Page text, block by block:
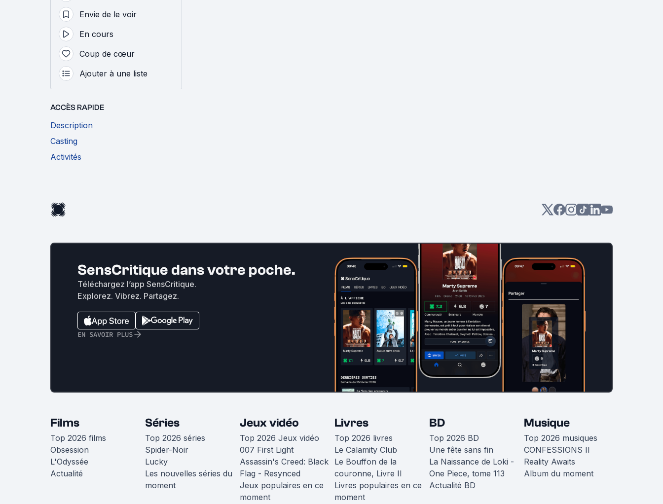
Envie de le voir
En cours
Coup de cœur
Ajouter à une liste
ACCÈS RAPIDE
Description
Casting
Activités
SensCritique dans votre poche.
Téléchargez l’app SensCritique.
Explorez. Vibrez. Partagez.
EN SAVOIR PLUS
Films
Top 2026 films
Obsession
L'Odyssée
Actualité
Séries
Top 2026 séries
Spider-Noir
Lucky
Les nouvelles séries du
moment
Jeux vidéo
Top 2026 Jeux vidéo
007 First Light
Assassin's Creed: Black
Flag - Resynced
Jeux populaires en ce
moment
Livres
Top 2026 livres
Le Calamity Club
Le Bouffon de la
couronne, Livre II
Livres populaires en ce
moment
BD
Top 2026 BD
Une fête sans fin
La Naissance de Loki -
One Piece, tome 113
Actualité BD
Musique
Top 2026 musiques
CONFESSIONS II
Reality Awaits
Album du moment